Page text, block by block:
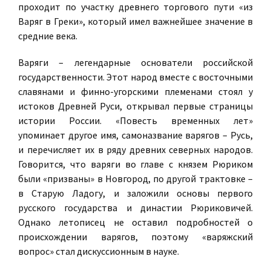
проходит по участку древнего торгового пути «из
Варяг в Греки», который имел важнейшее значение в
средние века.
Варяги – легендарные основатели российской
государственности. Этот народ вместе с восточными
славянами и финно-угорскими племенами стоял у
истоков Древней Руси, открывал первые страницы
истории России. «Повесть временных лет»
упоминает другое имя, самоназвание варягов – Русь,
и перечисляет их в ряду древних северных народов.
Говорится, что варяги во главе с князем Рюриком
были «призваны» в Новгород, по другой трактовке –
в Старую Ладогу, и заложили основы первого
русского государства и династии Рюриковичей.
Однако летописец не оставил подробностей о
происхождении варягов, поэтому «варяжский
вопрос» стал дискуссионным в науке.